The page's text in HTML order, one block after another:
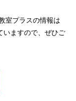
室プラスの情報は
いますので、ぜひご